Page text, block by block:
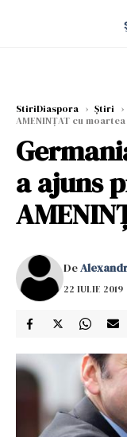
StiriDiaspora › Știri ›
AMENINȚAT cu moartea
a ajuns
De
22 IULIE 2019